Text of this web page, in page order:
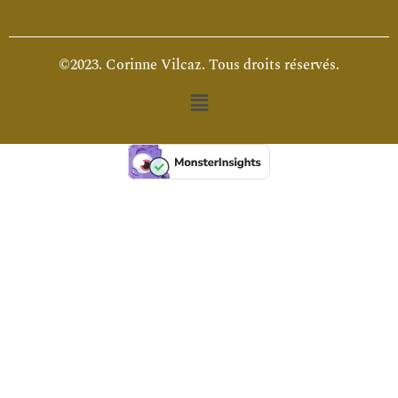
©2023. Corinne Vilcaz. Tous droits réservés.
Menu